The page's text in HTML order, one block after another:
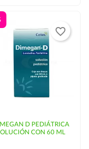
D PEDIÁTRICA
CON 60 ML
favorite_border